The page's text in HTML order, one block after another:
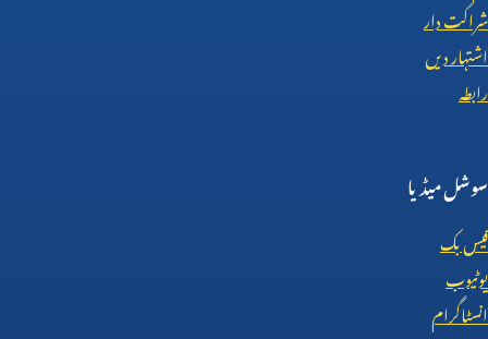
شراکت دار
اشتہار دیں
رابطہ
سوشل میڈیا
فیس بک
یوٹیوب
انسٹاگرام